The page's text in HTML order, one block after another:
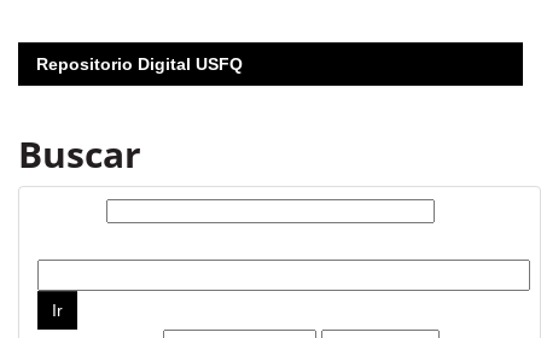
Repositorio Digital USFQ
Buscar